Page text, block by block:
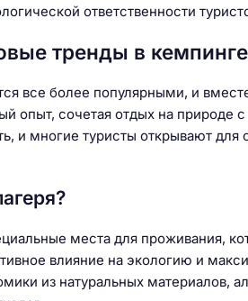
ответственности
тренды в кемпинге
все более популярными, и
опыт, сочетая отдых на
и многие туристы открывают
места для проживания,
влияние на экологию и
из натуральных материалов,